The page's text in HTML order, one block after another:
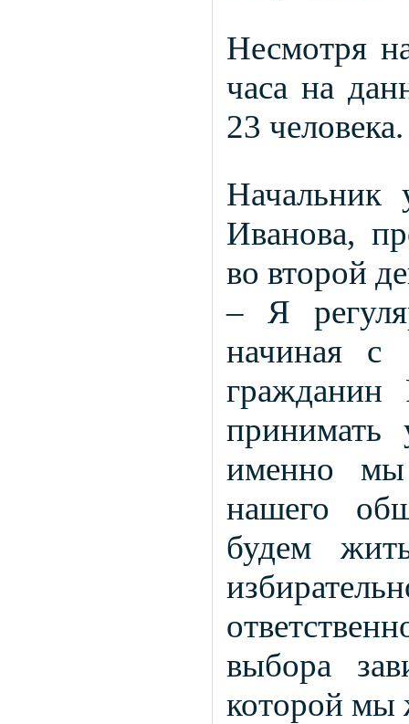
Несмотря
часа на
23 человека.
Начальник
Иванова,
во второй
– Я
начиная
гражданин
принимать
именно мы
нашего
будем
выбора
которой мы